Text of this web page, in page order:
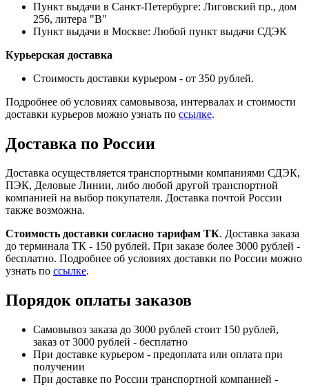
Пункт выдачи в Санкт-Петербурге: Лиговский пр., дом
256, литера "В"
Пункт выдачи в Москве: Любой пункт выдачи СДЭК
Курьерская доставка
Стоимость доставки курьером - от 350 рублей.
Подробнее об условиях самовывоза, интервалах и стоимости
доставки курьеров можно узнать по ссылке.
Доставка по России
Доставка осуществляется транспортными компаниями СДЭК,
ПЭК, Деловые Линии, либо любой другой транспортной
компанией на выбор покупателя. Доставка почтой России
также возможна.
Стоимость доставки согласно тарифам ТК. Доставка заказа
до терминала ТК - 150 рублей. При заказе более 3000 рублей -
бесплатно. Подробнее об условиях доставки по России можно
узнать по ссылке.
Порядок оплаты заказов
Самовывоз заказа до 3000 рублей стоит 150 рублей,
заказ от 3000 рублей - бесплатно
При доставке курьером - предоплата или оплата при
получении
При доставке по России транспортной компанией -